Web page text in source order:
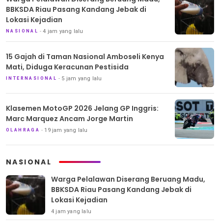
BBKSDA Riau Pasang Kandang Jebak di
Lokasi Kejadian
NASIONAL 4 jam yang lalu
15 Gajah di Taman Nasional Amboseli Kenya
Mati, Diduga Keracunan Pestisida
INTERNASIONAL 5 jam yang lalu
Klasemen MotoGP 2026 Jelang GP Inggris:
Marc Marquez Ancam Jorge Martin
OLAHRAGA 19 jam yang lalu
NASIONAL
Warga Pelalawan Diserang Beruang Madu,
BBKSDA Riau Pasang Kandang Jebak di
Lokasi Kejadian
4 jam yang lalu